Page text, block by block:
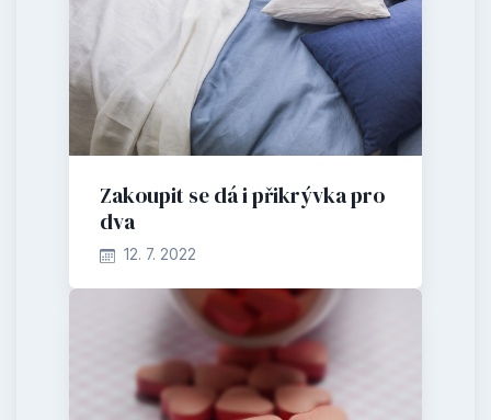
Zakoupit se dá i přikrývka pro
dva
12. 7. 2022